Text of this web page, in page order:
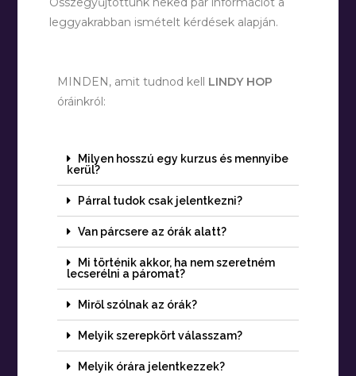
leggyakrabban ismételt kérdések alapján.
MINDEN, amit tudnod kell LINDY HOP
óráinkról:
Milyen hosszú egy kurzus és mennyibe
kerül?
Párral tudok csak jelentkezni?
Van párcsere az órák alatt?
Mi történik akkor, ha nem szeretném
lecserélni a páromat?
Miről szólnak az órák?
Melyik szerepkört válasszam?
Melyik órára jelentkezzek?